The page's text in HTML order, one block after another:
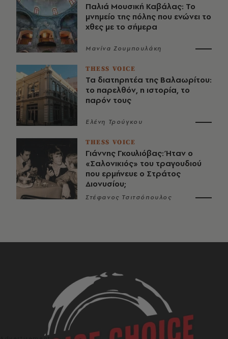
Παλιά Μουσική Καβάλας: Το
μνημείο της πόλης που ενώνει το
χθες με το σήμερα
Μανίνα Ζουμπουλάκη
THESS VOICE
Τα διατηρητέα της Βαλαωρίτου:
το παρελθόν, η ιστορία, το
παρόν τους
Ελένη Τρούγκου
THESS VOICE
Γιάννης Γκουλιόβας: Ήταν ο
«Σαλονικιός» του τραγουδιού
που ερμήνευε ο Στράτος
Διονυσίου;
Στέφανος Τσιτσόπουλος